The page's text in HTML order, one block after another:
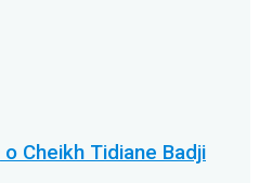
Cheikh Tidiane Badji